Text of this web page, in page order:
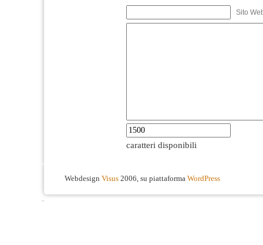
Sito
caratteri disponibili
Webdesign Visus 2006, su piattaforma WordPress